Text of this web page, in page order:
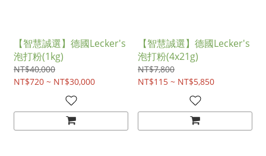
【智慧誠選】德國Lecker's
泡打粉(1kg)
NT$40,000
NT$720 ~ NT$30,000
【智慧誠選】德國Lecker's
泡打粉(4x21g)
NT$7,800
NT$115 ~ NT$5,850